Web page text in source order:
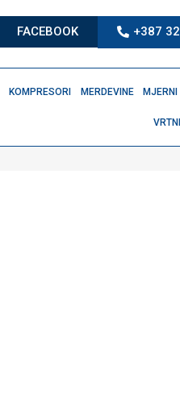
FACEBOOK +387
KOMPRESORI MERDEVINE MJERNI